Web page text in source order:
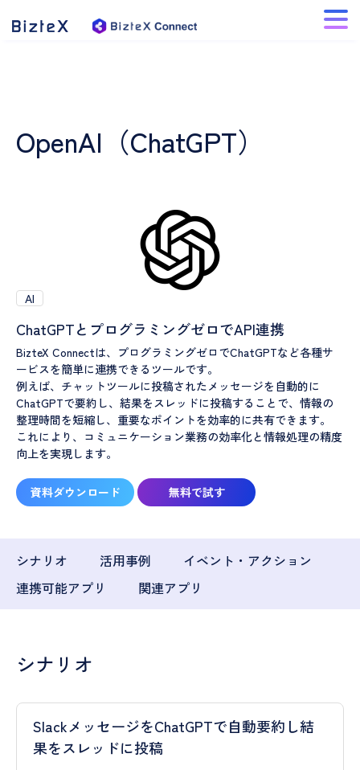
OpenAI（ChatGPT）
AI
ChatGPTとプログラミングゼロでAPI連携
BizteX Connectは、プログラミングゼロでChatGPTなど各種サ
ービスを簡単に連携できるツールです。
例えば、チャットツールに投稿されたメッセージを自動的に
ChatGPTで要約し、結果をスレッドに投稿することで、情報の
整理時間を短縮し、重要なポイントを効率的に共有できます。
これにより、コミュニケーション業務の効率化と情報処理の精度
向上を実現します。
資料ダウンロード 無料で試す
シナリオ 活用事例
イベント・アクション
連携可能アプリ
関連アプリ
シナリオ
SlackメッセージをChatGPTで自動要約し結
果をスレッドに投稿